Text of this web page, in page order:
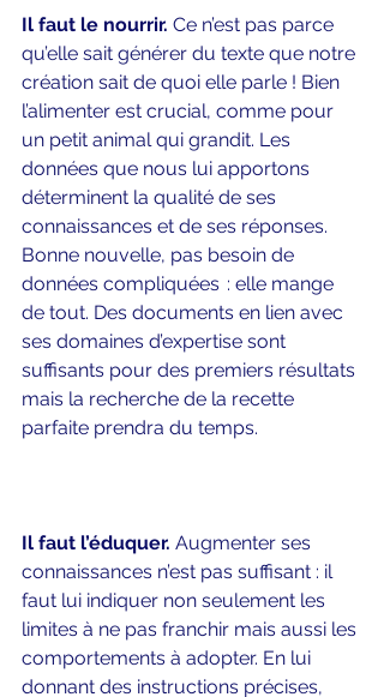
Il faut le nourrir. Ce n’est pas parce
qu’elle sait générer du texte que notre
création sait de quoi elle parle ! Bien
l’alimenter est crucial, comme pour
un petit animal qui grandit. Les
données que nous lui apportons
déterminent la qualité de ses
connaissances et de ses réponses.
Bonne nouvelle, pas besoin de
données compliquées  : elle mange
de tout. Des documents en lien avec
ses domaines d’expertise sont
suffisants pour des premiers résultats
mais la recherche de la recette
parfaite prendra du temps.
Il faut l’éduquer. Augmenter ses
connaissances n’est pas suffisant : il
faut lui indiquer non seulement les
limites à ne pas franchir mais aussi les
comportements à adopter. En lui
donnant des instructions précises,